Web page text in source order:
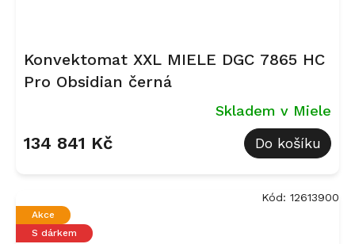
Konvektomat XXL MIELE DGC 7865 HC
Pro Obsidian černá
Skladem v Miele
134 841 Kč Do košíku
Akce
S dárkem
Kód: 12613900